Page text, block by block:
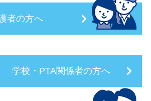
者の方へ
学校・PTA関係者の方へ